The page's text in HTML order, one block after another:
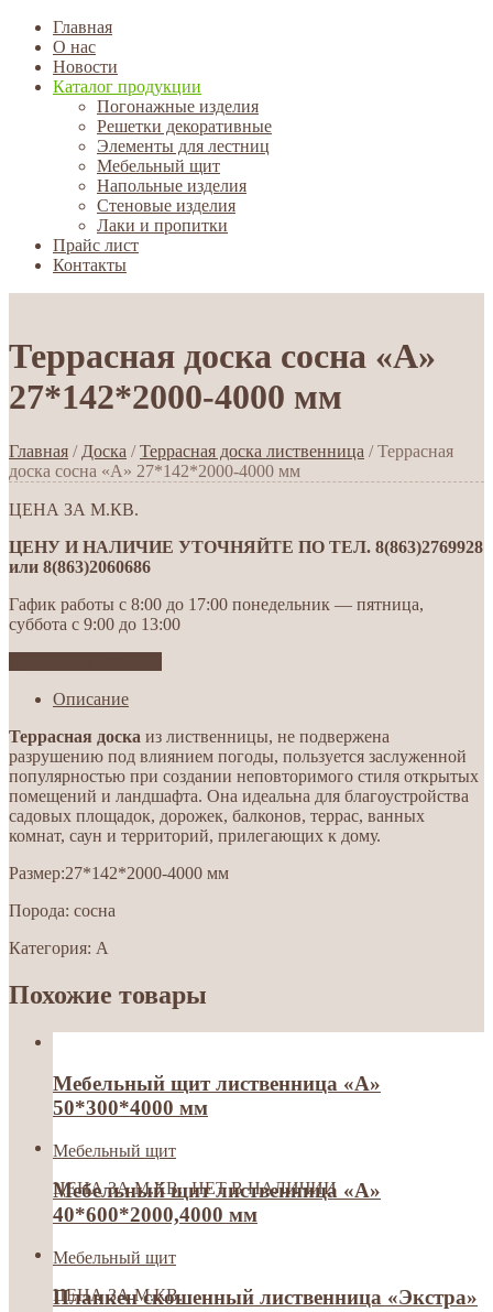
Главная
О нас
Новости
Каталог продукции
Погонажные изделия
Решетки декоративные
Элементы для лестниц
Мебельный щит
Напольные изделия
Стеновые изделия
Лаки и пропитки
Прайс лист
Контакты
Террасная доска сосна «А»
27*142*2000-4000 мм
Главная / Доска /Террасная доска лиственница / Террасная
доска сосна «А» 27*142*2000-4000 мм
ЦЕНА ЗА М.КВ.
ЦЕНУ И НАЛИЧИЕ УТОЧНЯЙТЕ ПО ТЕЛ. 8(863)2769928
или 8(863)2060686
Гафик работы с 8:00 до 17:00 понедельник — пятница,
суббота с 9:00 до 13:00
Описание
Террасная доска из лиственницы, не подвержена
разрушению под влиянием погоды, пользуется заслуженной
популярностью при создании неповторимого стиля открытых
помещений и ландшафта. Она идеальна для благоустройства
садовых площадок, дорожек, балконов, террас, ванных
комнат, саун и территорий, прилегающих к дому.
Размер:27*142*2000-4000 мм
Порода: сосна
Категория: А
Похожие товары
Мебельный щит лиственница «А»
50*300*4000 мм
Мебельный щит
ЦЕНА ЗА М.КВ. НЕТ В НАЛИЧИИ
Мебельный щит лиственница «А»
40*600*2000,4000 мм
Мебельный щит
ЦЕНА ЗА М.КВ.
Планкен скошенный лиственница «Экстра»